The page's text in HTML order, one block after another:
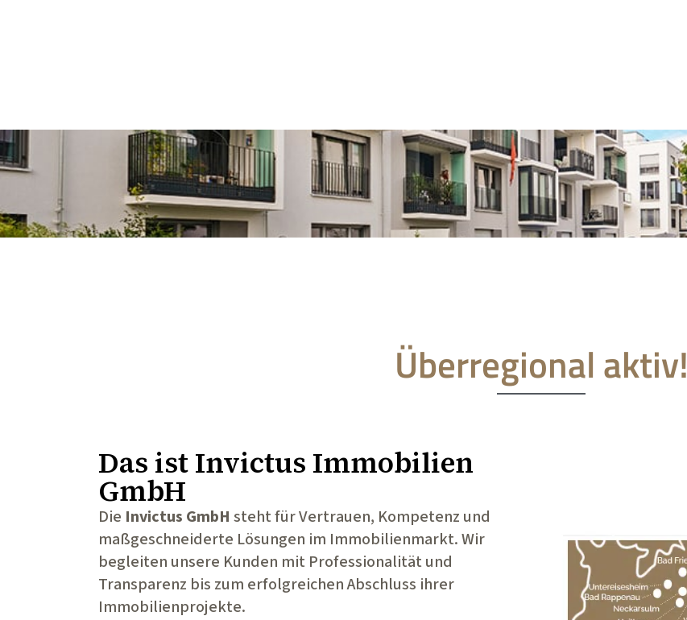
Überregional aktiv!
Das istInvictus Immobilien
GmbH
Die Invictus GmbH steht für Vertrauen, Kompetenz und
maßgeschneiderte Lösungen im Immobilienmarkt. Wir
begleiten unsere Kunden mit Professionalität und
Transparenz bis zum erfolgreichen Abschluss ihrer
Immobilienprojekte.